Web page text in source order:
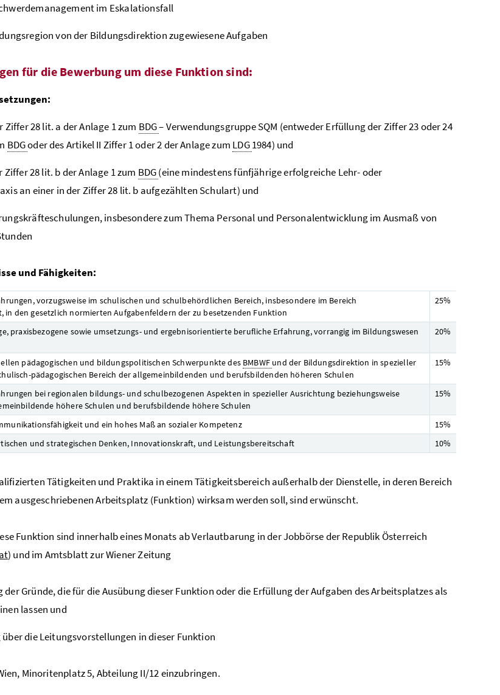
im Eskalationsfall
von der Bildungsdirektion zugewiesene Aufgaben
für die Bewerbung um diese Funktion sind:
Ziffer 28 lit. a der Anlage 1 zum BDG– Verwendungsgruppe SQM (entweder Erfüllung der Ziffer 23 oder 24
BDGoder des Artikel II Ziffer 1 oder 2 der Anlage zum LDG1984) und
28 lit. b der Anlage 1 zum BDG(eine mindestens fünfjährige erfolgreiche Lehr- oder
an einer in der Ziffer 28 lit. b aufgezählten Schulart) und
insbesondere zum Thema Personal und Personalentwicklung im Ausmaß von
und Fähigkeiten:
vorzugsweise im schulischen und schulbehördlichen Bereich, insbesondere im Bereich
in den gesetzlich normierten Aufgabenfeldern der zu besetzenden Funktion
25%
praxisbezogene sowie umsetzungs- und ergebnisorientierte berufliche Erfahrung, vorrangig im Bildungswesen
20%
pädagogischen und bildungspolitischen Schwerpunkte des BMBWF und der Bildungsdirektion in spezieller
pädagogischen Bereich der allgemeinbildenden und berufsbildenden höheren Schulen
15%
bei regionalen bildungs- und schulbezogenen Aspekten in spezieller Ausrichtung beziehungsweise
höhere Schulen und berufsbildende höhere Schulen
15%
und ein hohes Maß an sozialer Kompetenz
15%
und strategischen Denken, Innovationskraft, und Leistungsbereitschaft
10%
Tätigkeiten und Praktika in einem Tätigkeitsbereich außerhalb der Dienstelle, in deren Bereich
ausgeschriebenen Arbeitsplatz (Funktion) wirksam werden soll, sind erwünscht.
Funktion sind innerhalb eines Monats ab Verlautbarung in der Jobbörse der Republik Österreich
) und im Amtsblatt zur Wiener Zeitung
Gründe, die für die Ausübung dieser Funktion oder die Erfüllung der Aufgaben des Arbeitsplatzes als
lassen und
die Leitungsvorstellungen in dieser Funktion
Minoritenplatz 5, Abteilung II/12 einzubringen.